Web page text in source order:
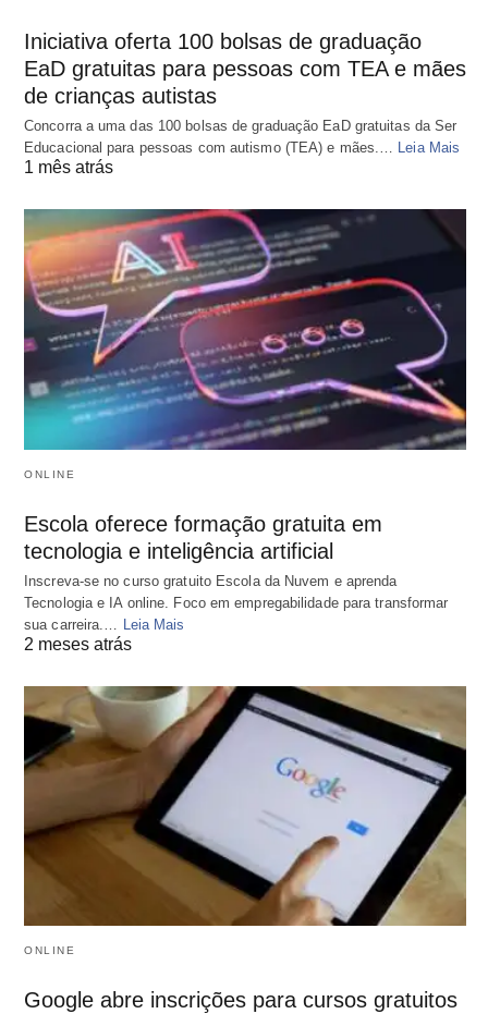
Iniciativa oferta 100 bolsas de graduação
EaD gratuitas para pessoas com TEA e mães
de crianças autistas
Concorra a uma das 100 bolsas de graduação EaD gratuitas da Ser
Educacional para pessoas com autismo (TEA) e mães.… Leia Mais
1 mês atrás
ONLINE
Escola oferece formação gratuita em
tecnologia e inteligência artificial
Inscreva-se no curso gratuito Escola da Nuvem e aprenda
Tecnologia e IA online. Foco em empregabilidade para transformar
sua carreira.… Leia Mais
2 meses atrás
ONLINE
Google abre inscrições para cursos gratuitos